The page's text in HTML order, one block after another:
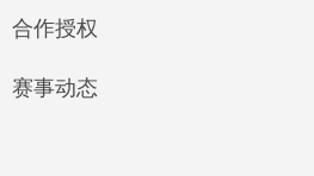
合作授权
赛事动态